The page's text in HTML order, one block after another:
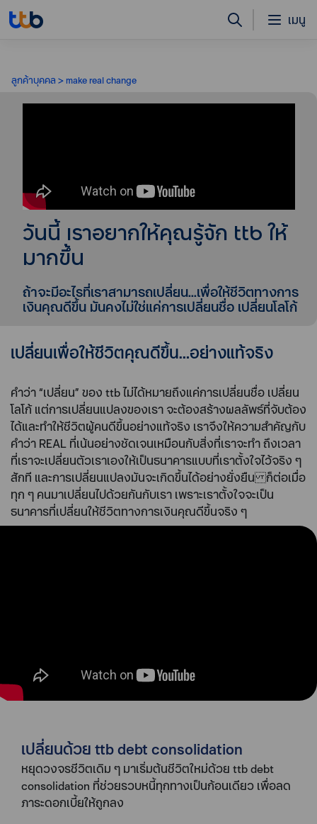
เมนู
ลูกค้าบุคคล make real change
วันนี้ เราอยากให้คุณรู้จัก ttb ให้
มากขึ้น
ถ้าจะมีอะไรที่เราสามารถเปลี่ยน...เพื่อให้ชีวิตทางการ
เงินคุณดีขึ้น มันคงไม่ใช่แค่การเปลี่ยนชื่อ เปลี่ยนโลโก้
เปลี่ยนเพื่อให้ชีวิตคุณดีขึ้น…อย่างแท้จริง
คำว่า “เปลี่ยน” ของ ttb ไม่ได้หมายถึงแค่การเปลี่ยนชื่อ เปลี่ยน
โลโก้ แต่การเปลี่ยนแปลงของเรา จะต้องสร้างผลลัพธ์ที่จับต้อง
ได้และทำให้ชีวิตผู้คนดีขึ้นอย่างแท้จริง เราจึงให้ความสำคัญกับ
คำว่า REAL ที่เน้นอย่างชัดเจนเหมือนกับสิ่งที่เราจะทำ ถึงเวลา
ที่เราจะเปลี่ยนตัวเราเองให้เป็นธนาคารแบบที่เราตั้งใจไว้จริง ๆ
สักที และการเปลี่ยนแปลงมันจะเกิดขึ้นได้อย่างยั่งยืน ก็ต่อเมื่อ
ทุก ๆ คนมาเปลี่ยนไปด้วยกันกับเรา เพราะเราตั้งใจจะเป็น
ธนาคารที่เปลี่ยนให้ชีวิตทางการเงินคุณดีขึ้นจริง ๆ
เปลี่ยนด้วย ttb debt consolidation
หยุดวงจรชีวิตเดิม ๆ มาเริ่มต้นชีวิตใหม่ด้วย ttb debt
consolidation ที่ช่วยรวบหนี้ทุกทางเป็นก้อนเดียว เพื่อลด
ภาระดอกเบี้ยให้ถูกลง